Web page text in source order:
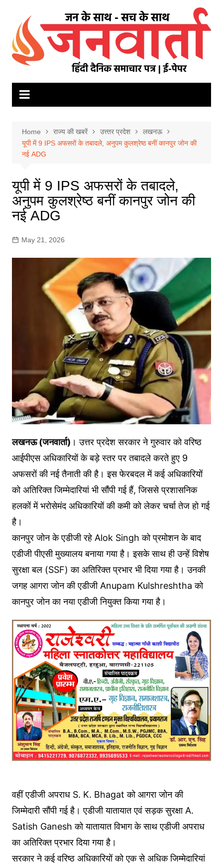
content
Home राज्य की खबरें उत्त्तर प्रदेश
लखनऊ
यूपी में 9 IPS अफसरों के तबादले, अनुपम कुलश्रेष्ठ बनीं कानपुर जोन की
नई ADG
यूपी में 9 IPS अफसरों के तबादले,
अनुपम कुलश्रेष्ठ बनीं कानपुर जोन की
नई ADG
May 21, 2026
लखनऊ (जनवार्ता) । उत्तर प्रदेश सरकार ने गुरुवार को वरिष्ठ
आईपीएस अधिकारियों के बड़े स्तर पर तबादले करते हुए 9
अफसरों की नई तैनाती की है। इस फेरबदल में कई अधिकारियों
को अतिरिक्त जिम्मेदारियां भी सौंपी गई हैं, जिससे प्रशासनिक
हलकों में भरोसेमंद अधिकारियों की कमी को लेकर चर्चा तेज हो गई
है।
कानपुर जोन के एडीजी रहे Alok Singh को प्रमोशन के बाद
एडीजी पीएसी मुख्यालय बनाया गया है। इसके साथ ही उन्हें विशेष
सुरक्षा बल (SSF) का अतिरिक्त प्रभार भी दिया गया है। उनकी
जगह आगरा जोन की एडीजी Anupam Kulshreshtha को
कानपुर जोन का नया एडीजी नियुक्त किया गया है।
वहीं एडीजी अपराध S. K. Bhagat को आगरा जोन की
जिम्मेदारी सौंपी गई है। एडीजी यातायात एवं सड़क सुरक्षा A.
Satish Ganesh को यातायात विभाग के साथ एडीजी अपराध
का अतिरिक्त प्रभार दिया गया है।
सरकार ने कई वरिष्ठ अधिकारियों को एक से अधिक जिम्मेदारियां